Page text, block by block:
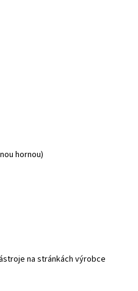
hornou)
na stránkách výrobce